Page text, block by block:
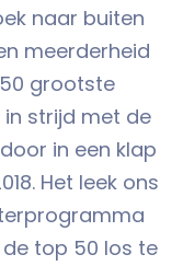
naar buiten
meerderheid
grootste
strijd met de
in een klap
Het leek ons
top 50 los te